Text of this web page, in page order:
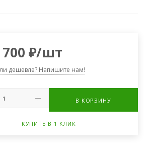
₽/шт
дешевле? Напишите нам!
В КОРЗИНУ
КУПИТЬ В 1 КЛИК